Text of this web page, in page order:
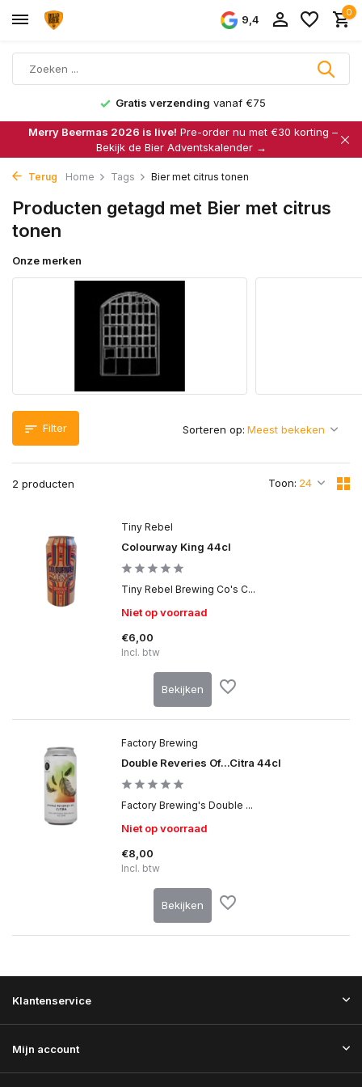
9,4
0
Gratis verzending vanaf €75
Merry Beermas 2026 is live! Pre-order nu met €30 korting –
Bekijk de Bier Adventskalender →
Terug Home Tags Bier met citrus tonen
Producten getagd met Bier met citrus
tonen
Onze merken
Filter
2 producten Toon:
Sorteren op:
Tiny Rebel
Colourway King 44cl
Tiny Rebel Brewing Co's C...
Niet op voorraad
€6,00
Incl. btw
Bekijken
Factory Brewing
Double Reveries Of...Citra 44cl
Factory Brewing's Double ...
Niet op voorraad
€8,00
Incl. btw
Bekijken
Klantenservice
Mijn account